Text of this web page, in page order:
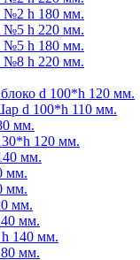
№2 h 180 мм.
№5 h 220 мм.
№5 h 180 мм.
№8 h 220 мм.
d 100*h 120 мм.
d 100*h 110 мм.
мм.
120 мм.
мм.
мм.
мм.
мм.
мм.
h 140 мм.
мм.